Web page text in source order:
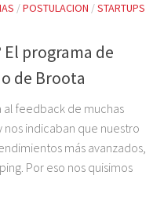
/POSTULACION /STARTUPS
El programa de
de Broota
al feedback de muchas
indicaban que nuestro
más avanzados,
Por eso nos quisimos